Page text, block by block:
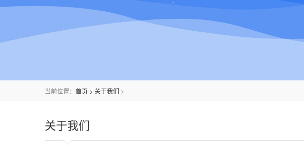
当前位置： 首页 > 关于我们 >
关于我们